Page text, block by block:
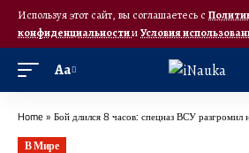
Используя этот сайт, вы соглашаетесь с
конфиденциальностииУсловия
Аа
Home » Бой длился 8 часов: спецназ ВСУ разгромил на Курщине
В Мире